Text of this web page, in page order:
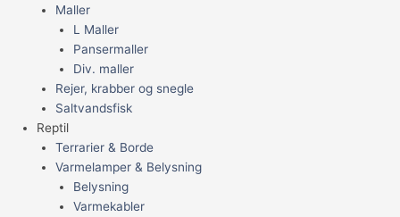
Maller
L Maller
Pansermaller
Div. maller
Rejer, krabber og snegle
Saltvandsfisk
Reptil
Terrarier & Borde
Varmelamper & Belysning
Belysning
Varmekabler